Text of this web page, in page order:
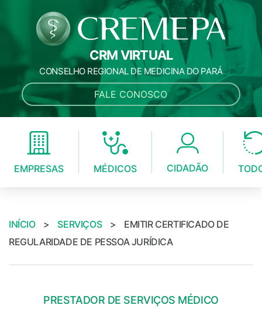
CRM VIRTUAL
CONSELHO REGIONAL DE MEDICINA DO PARÁ
FALE CONOSCO
EMPRESAS MÉDICOS CIDADÃO
INÍCIO > SERVIÇOS >
EMITIR CERTIFICADO DE
REGULARIDADE DE PESSOA JURÍDICA
PRESTADOR DE SERVIÇOS MÉDICO